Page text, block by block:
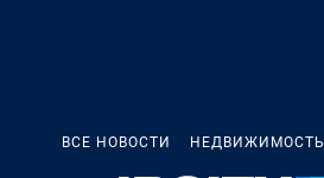
ВСЕ НОВОСТИ НЕДВИЖИМОСТЬ